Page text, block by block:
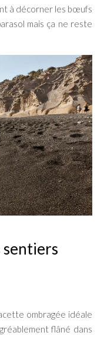
à décorner les bœufs
mais ça ne reste
sentiers
ombragée idéale
flâné dans